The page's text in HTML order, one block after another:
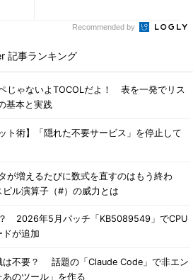
プ
Recommended by
記事ランキング
じゃないよTOCOLだよ！ 表を一発でリス
基本と実践
ト術】「隠れた不要サービス」を停止して
が増えるたびに数式を直すのはもう終わ
ル演算子（#）の威力とは
2026年5月パッチ「KB5089549」でCPU
が追加
は不要？ 話題の「Claude Code」で非エン
のツール」を作る